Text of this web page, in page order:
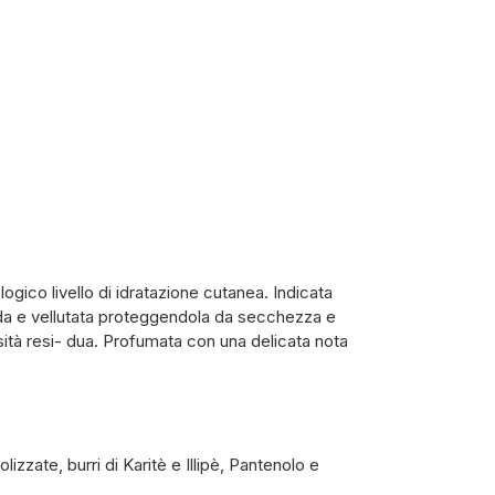
livello di idratazione cutanea. Indicata
e vellutata proteggendola da secchezza e
resi- dua. Profumata con una delicata nota
burri di Karitè e Illipè, Pantenolo e